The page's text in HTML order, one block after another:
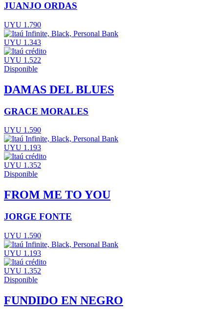
JUANJO ORDAS
UYU 1.790
UYU 1.343
UYU 1.522
Disponible
DAMAS DEL BLUES
GRACE MORALES
UYU 1.590
UYU 1.193
UYU 1.352
Disponible
FROM ME TO YOU
JORGE FONTE
UYU 1.590
UYU 1.193
UYU 1.352
Disponible
FUNDIDO EN NEGRO